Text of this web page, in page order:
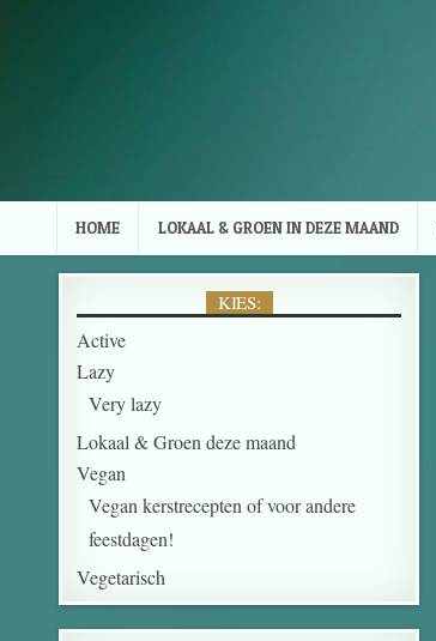
HOME LOKAAL & GROEN IN DEZE MAAND
KIES:
Active
Lazy
Very lazy
Lokaal & Groen deze maand
Vegan
Vegan kerstrecepten of voor andere
feestdagen!
Vegetarisch